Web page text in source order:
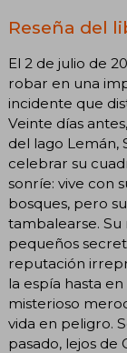
Reseña del
El 2 de julio de
robar en una
incidente que
Veinte días
del lago Lemán,
celebrar su
sonríe: vive con
bosques, pero
tambalearse. Su
pequeños
reputación
la espía hasta
misterioso
vida en peligro.
pasado, lejos de